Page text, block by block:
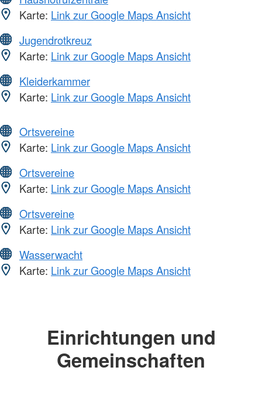
Karte: Link zur Google Maps Ansicht
Jugendrotkreuz
Karte: Link zur Google Maps Ansicht
Kleiderkammer
Karte: Link zur Google Maps Ansicht
Ortsvereine
Karte: Link zur Google Maps Ansicht
Ortsvereine
Karte: Link zur Google Maps Ansicht
Ortsvereine
Karte: Link zur Google Maps Ansicht
Wasserwacht
Karte: Link zur Google Maps Ansicht
Einrichtungen und
Gemeinschaften